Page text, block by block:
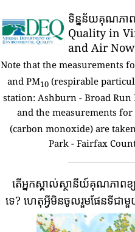
ទិន្នន័យគុណភា
Quality in
and Air Now
Note that the measurements
and PM10(respirable
station: Ashburn - Broad
and the measurements for
(carbon monoxide) are
Park - Fairfax
តើអ្នកស្គាល់ស្ថានីយ៍គុណភា
ទេ? ហេតុអ្វីមិនចូលរួមផែនទីជា